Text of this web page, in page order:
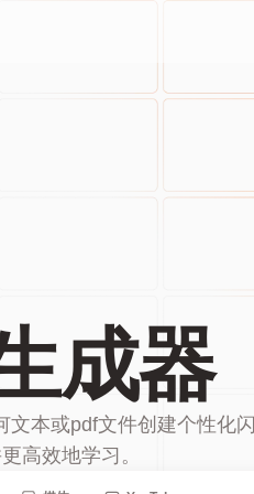
成器
本或pdf文件创建个性化闪
高效地学习。